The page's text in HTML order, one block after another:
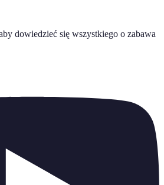
dowiedzieć się wszystkiego o zabawa